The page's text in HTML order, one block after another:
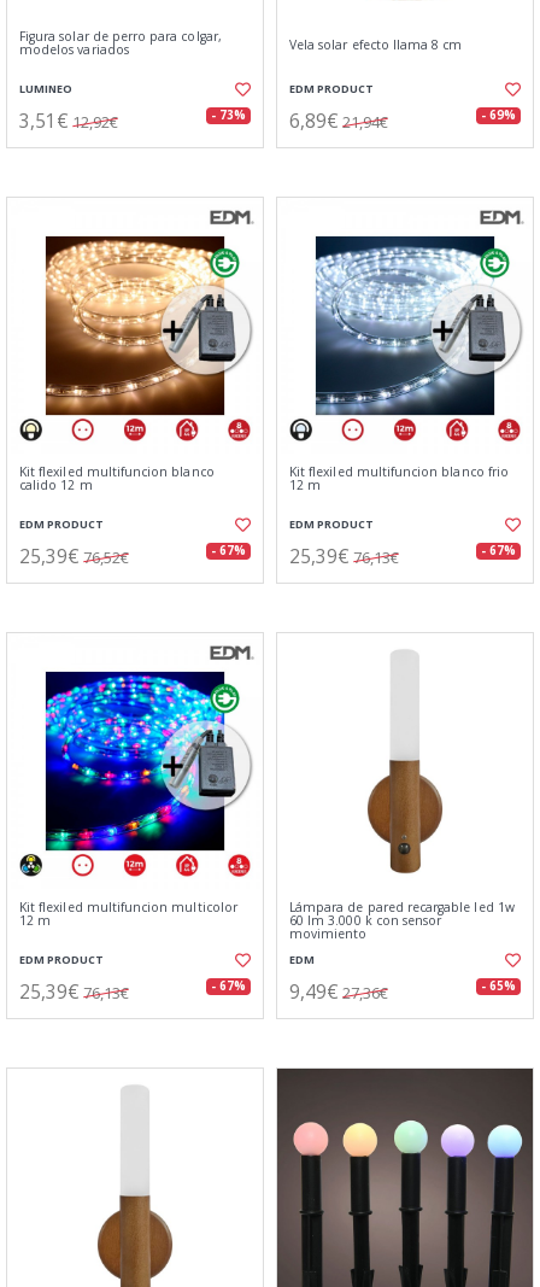
Figura solar de perro para colgar,
modelos variados
LUMINEO
3,51€ 12,92€ - 73%
Vela solar efecto llama 8 cm
EDM PRODUCT
6,89€ 21,94€ - 69%
Kit flexiled multifuncion blanco
calido 12 m
EDM PRODUCT
25,39€ 76,52€ - 67%
Kit flexiled multifuncion blanco frio
12 m
EDM PRODUCT
25,39€ 76,13€ - 67%
Kit flexiled multifuncion multicolor
12 m
EDM PRODUCT
25,39€ 76,13€ - 67%
Lámpara de pared recargable led 1w
60 lm 3.000 k con sensor
movimiento
EDM
9,49€ 27,36€ - 65%